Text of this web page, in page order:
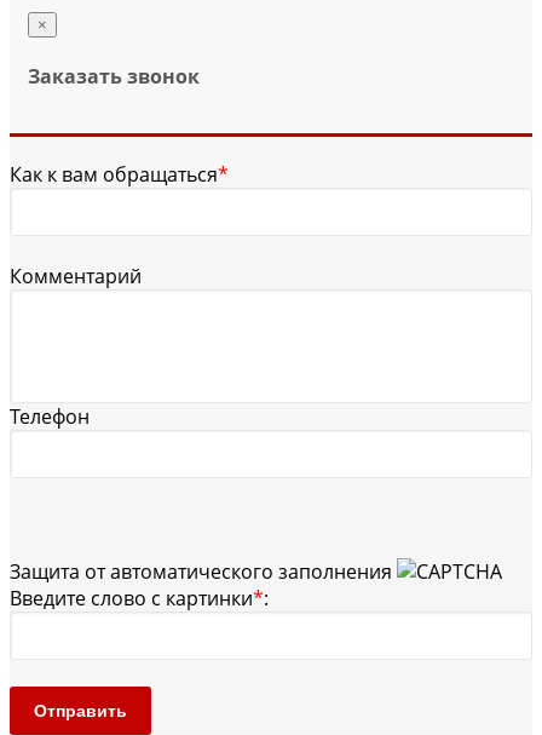
×
Заказать звонок
Как к вам обращаться*
Комментарий
Телефон
Защита от автоматического заполнения
Введите слово с картинки*:
Отправить